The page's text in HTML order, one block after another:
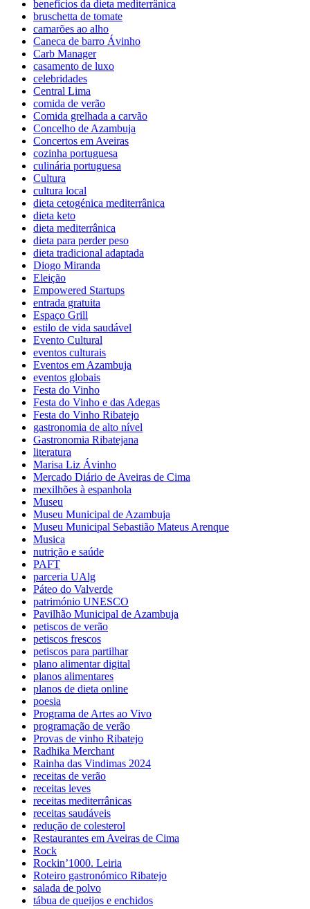
benefícios da dieta mediterrânica
bruschetta de tomate
camarões ao alho
Caneca de barro Ávinho
Carb Manager
casamento de luxo
celebridades
Central Lima
comida de verão
Comida grelhada a carvão
Concelho de Azambuja
Concertos em Aveiras
cozinha portuguesa
culinária portuguesa
Cultura
cultura local
dieta cetogénica mediterrânica
dieta keto
dieta mediterrânica
dieta para perder peso
dieta tradicional adaptada
Diogo Miranda
Eleição
Empowered Startups
entrada gratuita
Espaço Grill
estilo de vida saudável
Evento Cultural
eventos culturais
Eventos em Azambuja
eventos globais
Festa do Vinho
Festa do Vinho e das Adegas
Festa do Vinho Ribatejo
gastronomia de alto nível
Gastronomia Ribatejana
literatura
Marisa Liz Ávinho
Mercado Diário de Aveiras de Cima
mexilhões à espanhola
Museu
Museu Municipal de Azambuja
Museu Municipal Sebastião Mateus Arenque
Musica
nutrição e saúde
PAFT
parceria UAlg
Páteo do Valverde
património UNESCO
Pavilhão Municipal de Azambuja
petiscos de verão
petiscos frescos
petiscos para partilhar
plano alimentar digital
planos alimentares
planos de dieta online
poesia
Programa de Artes ao Vivo
programação de verão
Provas de vinho Ribatejo
Radhika Merchant
Rainha das Vindimas 2024
receitas de verão
receitas leves
receitas mediterrânicas
receitas saudáveis
redução de colesterol
Restaurantes em Aveiras de Cima
Rock
Rockin’1000. Leiria
Roteiro gastronómico Ribatejo
salada de polvo
tábua de queijos e enchidos